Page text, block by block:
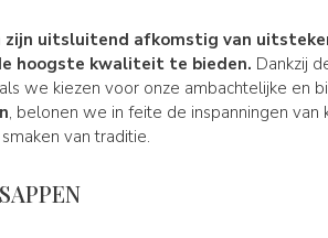
zijn uitsluitend afkomstig van
hoogste kwaliteit te bieden. Dankzij
we kiezen voor onze ambachtelijke en
, belonen we in feite de inspanningen
van traditie.